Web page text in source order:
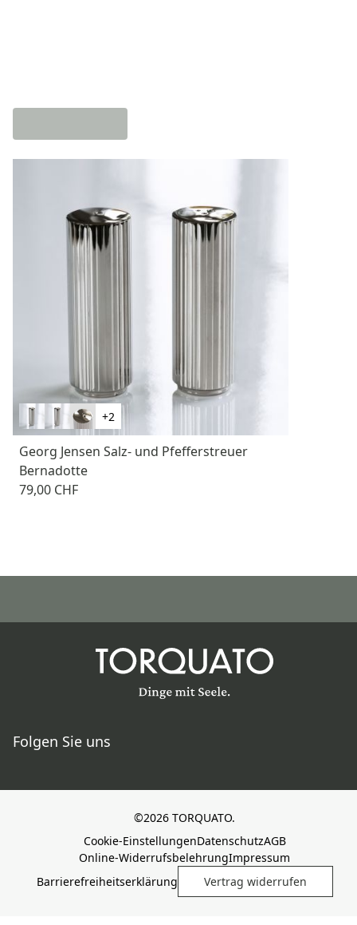
+2
Georg Jensen Salz- und Pfefferstreuer
Bernadotte
79,00 CHF
Folgen Sie uns
©2026 TORQUATO.
Cookie-EinstellungenDatenschutzAGB
Online-WiderrufsbelehrungImpressum
Barrierefreiheitserklärung
Vertrag widerrufen